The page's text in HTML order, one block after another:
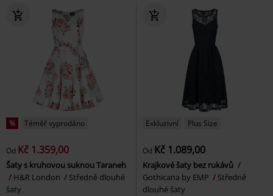
% Téměř vyprodáno
Od Kč 1.359,00
Šaty s kruhovou suknou Taraneh
H&R London
Středně dlouhé
šaty
Exkluzivní Plus Size
Od Kč 1.089,00
Krajkové šaty bez rukávů
Gothicana by EMP
Středně
dlouhé šaty